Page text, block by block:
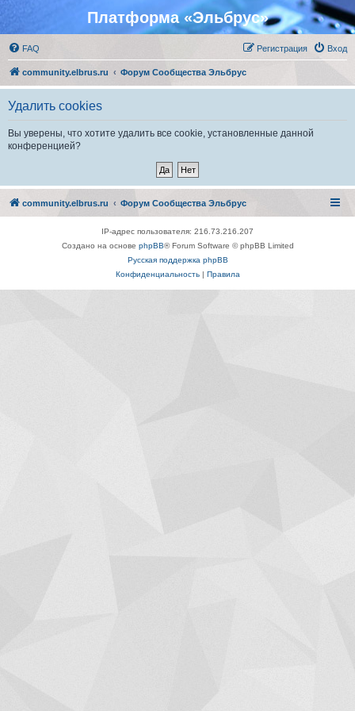
Платформа «Эльбрус»
FAQ Вход
Регистрация
community.elbrus.ru Форум Сообщества Эльбрус
Удалить cookies
Вы уверены, что хотите удалить все cookie, установленные данной
конференцией?
community.elbrus.ru Форум Сообщества Эльбрус
IP-адрес пользователя: 216.73.216.207
Создано на основе phpBB® Forum Software © phpBB Limited
Русская поддержка phpBB
Конфиденциальность| Правила